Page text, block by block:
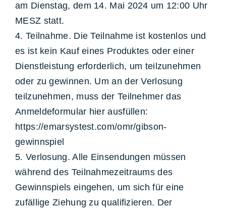
am Dienstag, dem 14. Mai 2024 um 12:00 Uhr
MESZ statt.
4. Teilnahme. Die Teilnahme ist kostenlos und
es ist kein Kauf eines Produktes oder einer
Dienstleistung erforderlich, um teilzunehmen
oder zu gewinnen. Um an der Verlosung
teilzunehmen, muss der Teilnehmer das
Anmeldeformular hier ausfüllen:
https://emarsystest.com/omr/gibson-
gewinnspiel
5. Verlosung. Alle Einsendungen müssen
während des Teilnahmezeitraums des
Gewinnspiels eingehen, um sich für eine
zufällige Ziehung zu qualifizieren. Der